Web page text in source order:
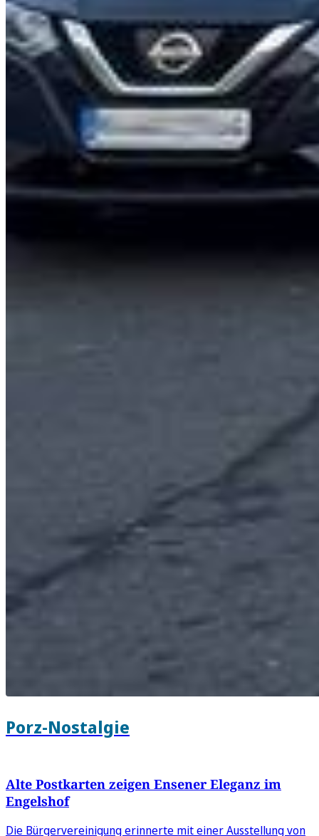
Porz-Nostalgie
Alte Postkarten zeigen Ensener Eleganz im
Engelshof
Die Bürgervereinigung erinnerte mit einer Ausstellung von